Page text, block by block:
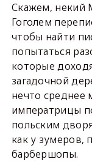
Скажем, некий
Гоголем
чтобы найти
попытаться
которые
загадочной
нечто среднее
императрицы
польским
как у
барбершопы.